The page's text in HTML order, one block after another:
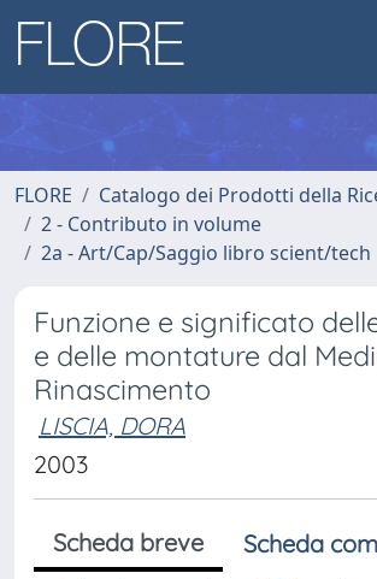
FLORE
Catalogo dei Prodotti della
2 - Contributo in volume
2a - Art/Cap/Saggio libro scient/tech
Funzione e significato
e delle montature dal
Rinascimento
LISCIA, DORA
2003
Scheda breve
Scheda